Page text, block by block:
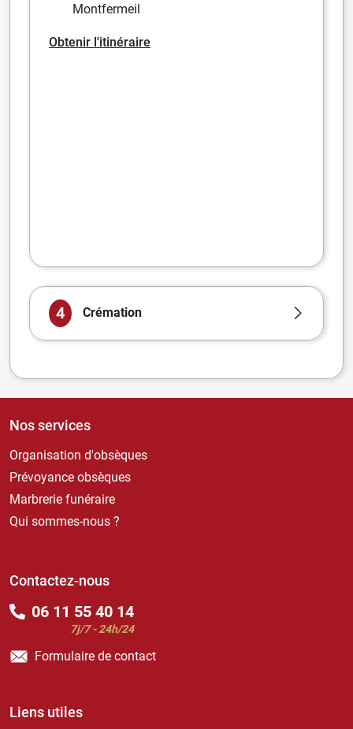
Montfermeil
Obtenir l'itinéraire
4 Crémation
Nos services
Organisation d'obsèques
Prévoyance obsèques
Marbrerie funéraire
Qui sommes-nous ?
Contactez-nous
06 11 55 40 14
7j/7 - 24h/24
Formulaire de contact
Liens utiles